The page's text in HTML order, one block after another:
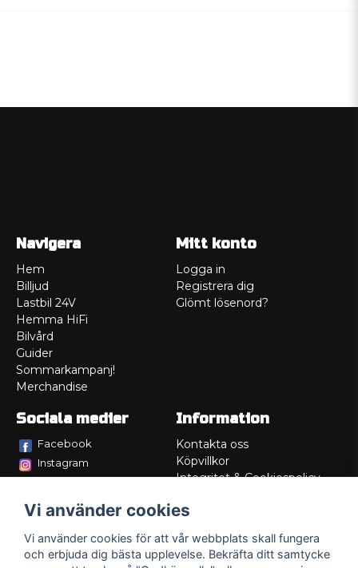
Navigera
Hem
Billjud
Lastbil 24V
Hemma HiFi
Bilvård
Guider
Sommarkampanj!
Merchandise
Mitt konto
Logga in
Registrera dig
Glömt lösenord?
Sociala medier
Facebook
Instagram
Information
Kontakta oss
Köpvillkor
Integritet & Cookiespolicy
Service/Garanti
Lådritning
Om oss
Vi använder cookies
Vi använder cookies för att vår webbplats skall fungera
och erbjuda dig bästa upplevelse. Bekräfta ditt samtycke